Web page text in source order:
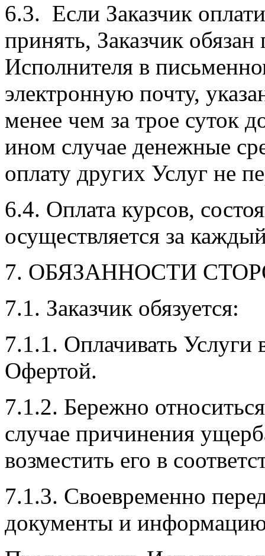
6.3. Если Заказчик
принять, Заказчик
Исполнителя в
электронную почту,
менее чем за трое суток
ином случае денежные
оплату других Услуг не
6.4. Оплата курсов,
осуществляется за
7. ОБЯЗАННОСТИ
7.1. Заказчик обязуется:
7.1.1. Оплачивать Услуги
Офертой.
7.1.2. Бережно
случае причинения
возместить его в
7.1.3. Своевременно
документы и